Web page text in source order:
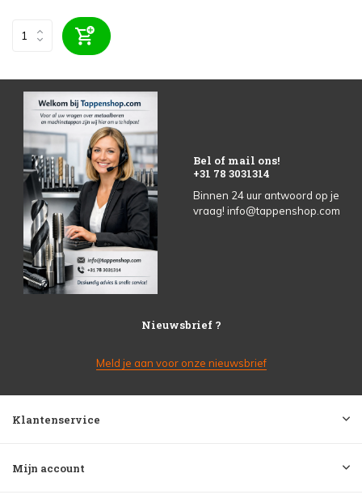
Bel of mail ons!
+31 78 3031314
Binnen 24 uur antwoord op je
vraag! info@tappenshop.com
Nieuwsbrief ?
Meld je aan voor onze nieuwsbrief
Klantenservice
Mijn account